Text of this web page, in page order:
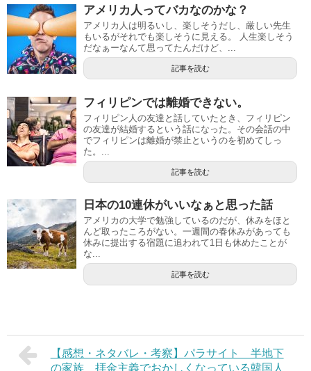
アメリカ人ってバカなのかな？
アメリカ人は明るいし、楽しそうだし、厳しい先生
もいるがそれでも楽しそうに見える。 人生楽しそう
だなぁーなんて思ってたんだけど、...
記事を読む
フィリピンでは離婚できない。
フィリピン人の友達と話していたとき、フィリピン
の友達が結婚するという話になった。その会話の中
でフィリピンは離婚が禁止というのを初めてしっ
た。...
記事を読む
日本の10連休がいいなぁと思った話
アメリカの大学で勉強しているのだが、休みをほと
んど取ったころがない。一週間の春休みがあっても
休みに提出する宿題に追われて1日も休めたことが
な...
記事を読む
【感想・ネタバレ・考察】パラサイト 半地下
の家族 拝金主義でおかしくなっている韓国人